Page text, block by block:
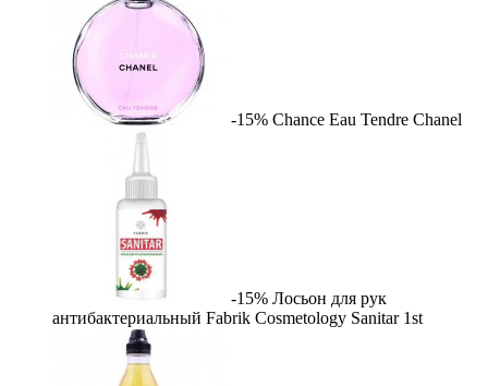
-15% Chance Eau Tendre Chanel
-15% Лосьон для рук
антибактериальный Fabrik Cosmetology Sanitar 1st